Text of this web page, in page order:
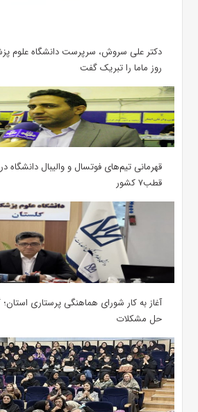
دکتر علی سروش، سرپرست دانشگاه علوم
روز ماما را تبریک گفت
قهرمانی تیم‌های فوتسال و والیبال دانشگاه
قطب۷ کشور
آغاز به کار شورای هماهنگی پرستاری
حل مشکلات